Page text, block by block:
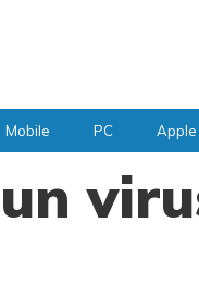
Mobile PC Apple